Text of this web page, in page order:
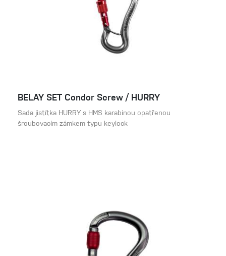
BELAY SET Condor Screw / HURRY
Sada jistítka HURRY s HMS karabinou opatřenou
šroubovacím zámkem typu keylock